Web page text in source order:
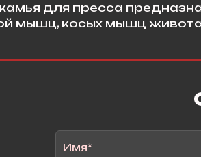
для пресса
мышц, косых мышц